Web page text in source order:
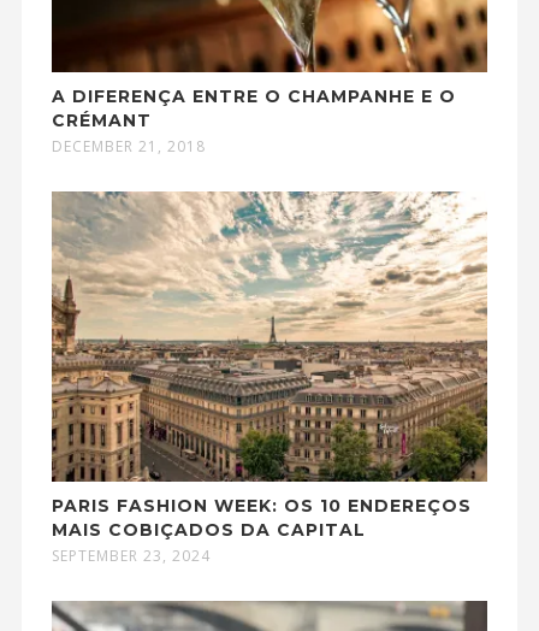
A DIFERENÇA ENTRE O CHAMPANHE E O
CRÉMANT
DECEMBER 21, 2018
PARIS FASHION WEEK: OS 10 ENDEREÇOS
MAIS COBIÇADOS DA CAPITAL
SEPTEMBER 23, 2024